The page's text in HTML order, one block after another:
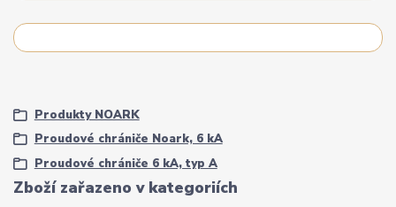
Zboží zařazeno v kategoriích
Produkty NOARK
Proudové chrániče Noark, 6 kA
Proudové chrániče 6 kA, typ A